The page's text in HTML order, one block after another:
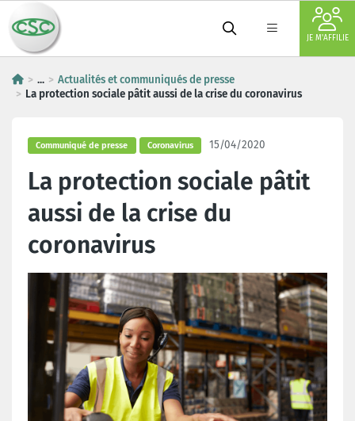
JE M'AFFILIE
...
Actualités et communiqués de presse
La protection sociale pâtit aussi de la crise du coronavirus
Communiqué de presse Coronavirus 15/04/2020
La protection sociale pâtit
aussi de la crise du
coronavirus